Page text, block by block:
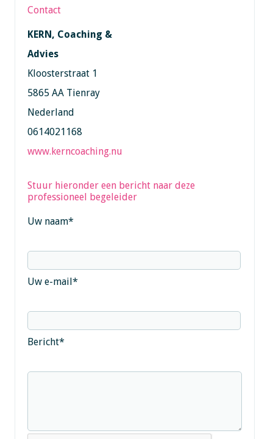
Contact
KERN, Coaching &
Advies
Kloosterstraat 1
5865 AA Tienray
Nederland
0614021168
www.kerncoaching.nu
Stuur hieronder een bericht naar deze
professioneel begeleider
Uw naam*
Uw e-mail*
Bericht*